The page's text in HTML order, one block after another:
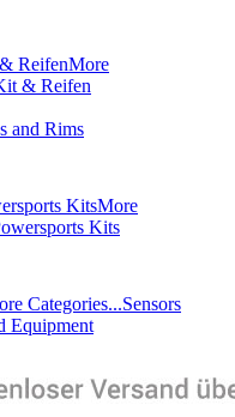
ReifenMore
& Reifen
and Rims
KitsMore
Kits
Categories...Sensors
Equipment